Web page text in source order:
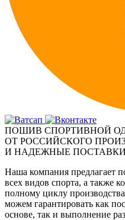
ПОШИВ СПОРТИВНОЙ
ОТ РОССИЙСКОГО
И НАДЕЖНЫЕ
Наша компания предлагает
всех видов спорта, а также
полному циклу
можем гарантировать как
основе, так и выполнение